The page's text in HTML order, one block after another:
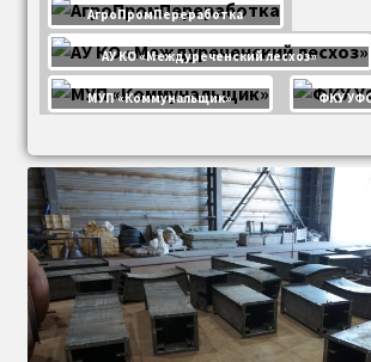
АгроПромПереработка
АУ КО «Междуреченский лесхоз»
МУП «Коммунальщик» ФКУ